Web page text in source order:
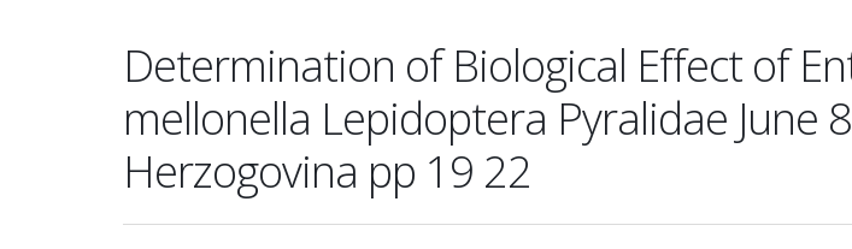
Determination of Biological Effect of
mellonella Lepidoptera Pyralidae June
Herzogovina pp 19 22